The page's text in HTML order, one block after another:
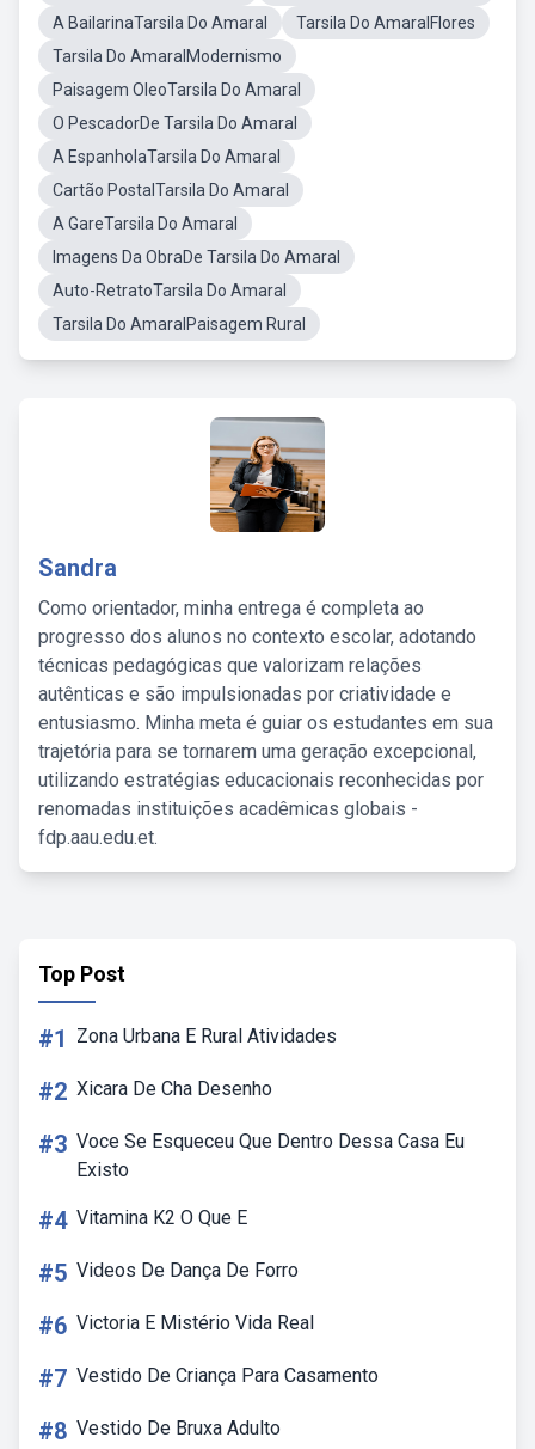
A BailarinaTarsila Do Amaral
Tarsila Do AmaralFlores
Tarsila Do AmaralModernismo
Paisagem OleoTarsila Do Amaral
O PescadorDe Tarsila Do Amaral
A EspanholaTarsila Do Amaral
Cartão PostalTarsila Do Amaral
A GareTarsila Do Amaral
Imagens Da ObraDe Tarsila Do Amaral
Auto-RetratoTarsila Do Amaral
Tarsila Do AmaralPaisagem Rural
Sandra
Como orientador, minha entrega é completa ao
progresso dos alunos no contexto escolar, adotando
técnicas pedagógicas que valorizam relações
autênticas e são impulsionadas por criatividade e
entusiasmo. Minha meta é guiar os estudantes em sua
trajetória para se tornarem uma geração excepcional,
utilizando estratégias educacionais reconhecidas por
renomadas instituições acadêmicas globais -
fdp.aau.edu.et.
Top Post
#1 Zona Urbana E Rural Atividades
#2 Xicara De Cha Desenho
#3 Voce Se Esqueceu Que Dentro Dessa Casa Eu
Existo
#4 Vitamina K2 O Que E
#5 Videos De Dança De Forro
#6 Victoria E Mistério Vida Real
#7 Vestido De Criança Para Casamento
#8 Vestido De Bruxa Adulto